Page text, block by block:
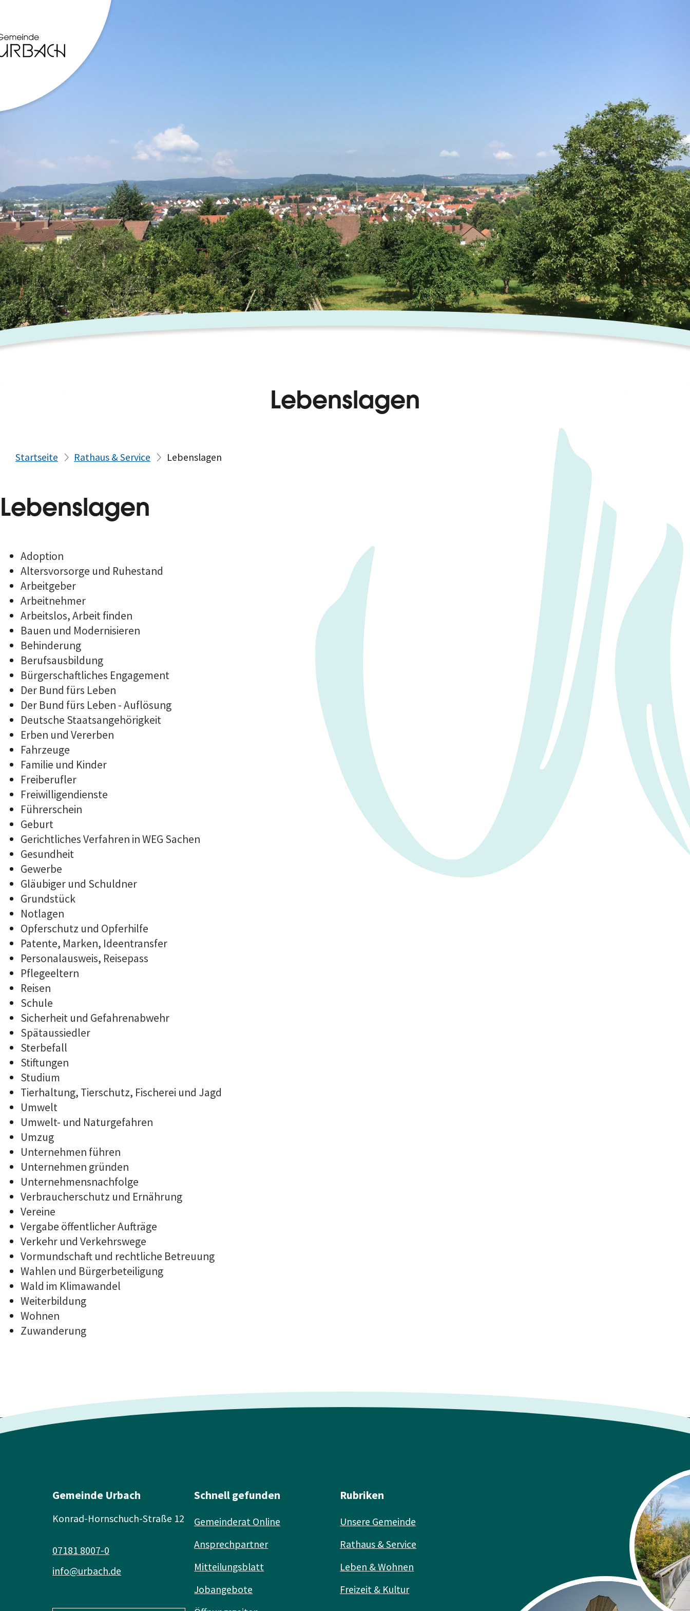
Lebenslagen
Startseite Rathaus & Service Lebenslagen
Lebenslagen
Adoption
Altersvorsorge und Ruhestand
Arbeitgeber
Arbeitnehmer
Arbeitslos, Arbeit finden
Bauen und Modernisieren
Behinderung
Berufsausbildung
Bürgerschaftliches Engagement
Der Bund fürs Leben
Der Bund fürs Leben - Auflösung
Deutsche Staatsangehörigkeit
Erben und Vererben
Fahrzeuge
Familie und Kinder
Freiberufler
Freiwilligendienste
Führerschein
Geburt
Gerichtliches Verfahren in WEG Sachen
Gesundheit
Gewerbe
Gläubiger und Schuldner
Grundstück
Notlagen
Opferschutz und Opferhilfe
Patente, Marken, Ideentransfer
Personalausweis, Reisepass
Pflegeeltern
Reisen
Schule
Sicherheit und Gefahrenabwehr
Spätaussiedler
Sterbefall
Stiftungen
Studium
Tierhaltung, Tierschutz, Fischerei und Jagd
Umwelt
Umwelt- und Naturgefahren
Umzug
Unternehmen führen
Unternehmen gründen
Unternehmensnachfolge
Verbraucherschutz und Ernährung
Vereine
Vergabe öffentlicher Aufträge
Verkehr und Verkehrswege
Vormundschaft und rechtliche Betreuung
Wahlen und Bürgerbeteiligung
Wald im Klimawandel
Weiterbildung
Wohnen
Zuwanderung
Gemeinde Urbach
Konrad-Hornschuch-Straße 12
info@urbach.de
07181 8007-0
Schnell gefunden
Gemeinderat Online
Ansprechpartner
Mitteilungsblatt
Jobangebote
Rubriken
Unsere Gemeinde
Rathaus & Service
Leben & Wohnen
Freizeit & Kultur